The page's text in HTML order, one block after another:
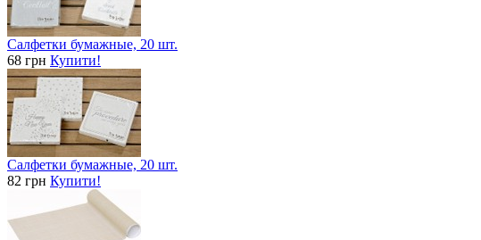
Салфетки бумажные, 20 шт.
68 грн Купити!
Салфетки бумажные, 20 шт.
82 грн Купити!